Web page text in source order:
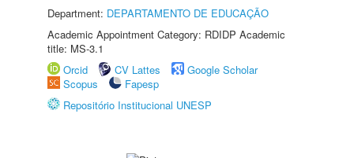
Department: DEPARTAMENTO DE EDUCAÇÃO
Academic Appointment Category: RDIDP Academic
title: MS-3.1
Orcid
CV Lattes
Google Scholar
Scopus
Fapesp
Repositório Institucional UNESP